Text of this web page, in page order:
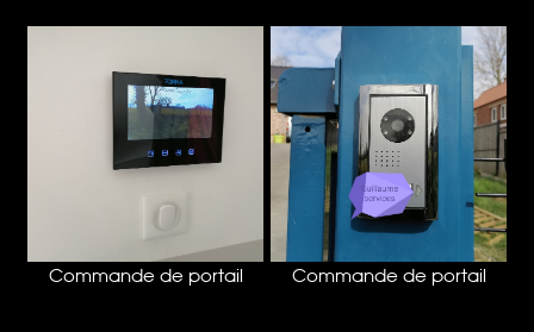
Commande de portail Commande de portail